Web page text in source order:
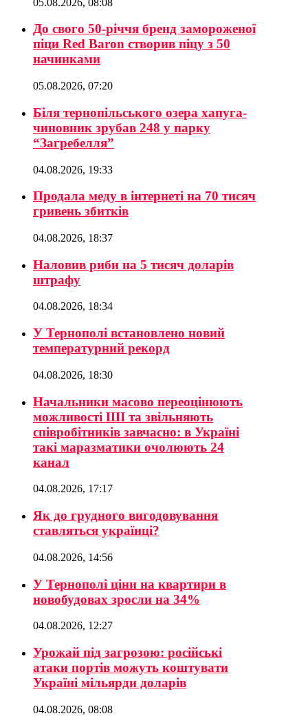
До свого 50-річчя бренд замороженої
піци Red Baron створив піцу з 50
начинками
05.08.2026, 07:20
Біля тернопільського озера хапуга-
чиновник зрубав 248 у парку
“Загребелля”
04.08.2026, 19:33
Продала меду в інтернеті на 70 тисяч
гривень збитків
04.08.2026, 18:37
Наловив риби на 5 тисяч доларів
штрафу
04.08.2026, 18:34
У Тернополі встановлено новий
температурний рекорд
04.08.2026, 18:30
Начальники масово переоцінюють
можливості ШІ та звільняють
співробітників завчасно: в Україні
такі маразматики очолюють 24
канал
04.08.2026, 17:17
Як до грудного вигодовування
ставляться українці?
04.08.2026, 14:56
У Тернополі ціни на квартири в
новобудовах зросли на 34%
04.08.2026, 12:27
Урожай під загрозою: російські
атаки портів можуть коштувати
Україні мільярди доларів
04.08.2026, 08:08